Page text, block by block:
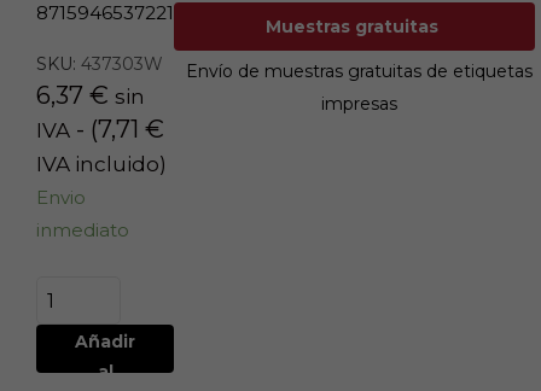
8715946537221
SKU: 437303W
6,37 € sin
IVA - (7,71 €
IVA incluido)
Envio
inmediato
Añadir
al
Muestras gratuitas
Envío de muestras gratuitas de etiquetas
impresas